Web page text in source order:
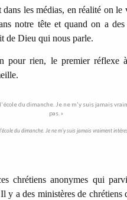
les médias, en réalité on
notre tête et quand on a
de Dieu qui nous parle.
pour rien, le premier réflexe
du dimanche. Je ne m'y suis jamais vraiment
chrétiens anonymes qui
y a des ministères de